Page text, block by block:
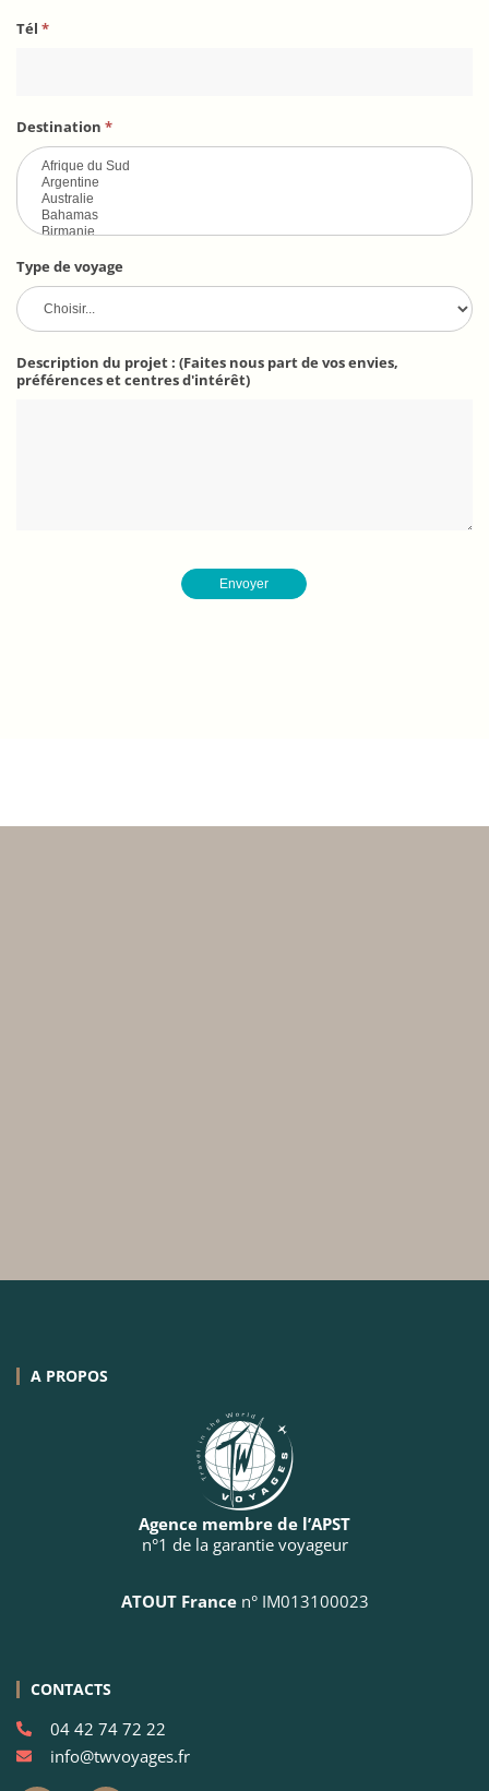
Tél *
Destination *
Type de voyage
Description du projet : (Faites nous part de vos envies,
préférences et centres d'intérêt)
Envoyer
A PROPOS
Agence membre de l’APST
n°1 de la garantie voyageur
ATOUT Francen° IM013100023
CONTACTS
04 42 74 72 22
info@twvoyages.fr